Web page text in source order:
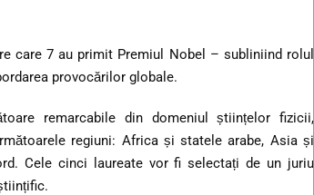
care 7 au primit Premiul Nobel – subliniind rolul
provocărilor globale.
remarcabile din domeniul științelor fizicii,
regiuni: Africa și statele arabe, Asia și
Cele cinci laureate vor fi selectați de un juriu